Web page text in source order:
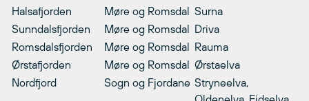
Halsafjorden
Møre og Romsdal Surna
Sunndalsfjorden
Møre og Romsdal Driva
Romsdalsfjorden
Møre og Romsdal Rauma
Ørstafjorden
Møre og Romsdal Ørstaelva
Nordfjord
Sogn og Fjordane Stryneelva,